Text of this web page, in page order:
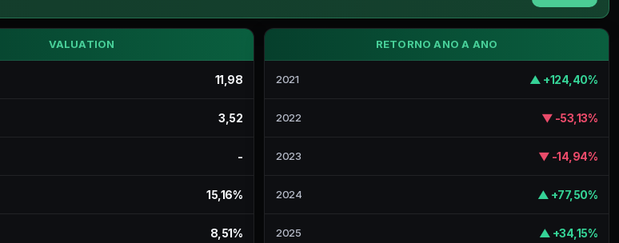
VALUATION
11,98
3,52
-
15,16%
8,51%
RETORNO ANO A ANO
2021 ▲ +124,40%
2022 ▼ -53,13%
2023 ▼ -14,94%
2024 ▲ +77,50%
2025 ▲ +34,15%